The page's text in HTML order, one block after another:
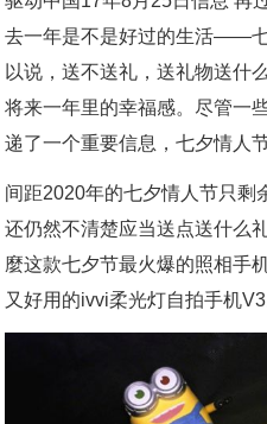
去一年是不是好过的生活——
以说，送不送礼，送礼物送什
将来一年里的幸福感。尽管一
递了一个重要信息，七夕情人
间距2020年的七夕情人节只剩
还仍然不清楚应当送点送什么
麼这款七夕节最火爆的照相手
又好用的ivvi柔光灯自拍手机V3